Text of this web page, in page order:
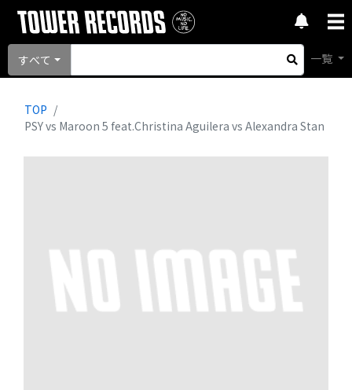
すべて 一覧
TOP
PSY vs Maroon 5 feat.Christina Aguilera vs Alexandra Stan